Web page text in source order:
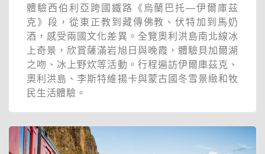
體驗西伯利亞跨國鐵路《烏蘭巴托—伊爾庫茲
克》段，從東正教到藏傳佛教、伏特加到馬奶
酒，感受兩國文化差異。全覽奧利洪島南北線冰
上奇景，欣賞薩滿岩旭日與晚霞，體驗貝加爾湖
之吻、冰上野炊等活動。行程遍訪伊爾庫茲克、
奧利洪島、李斯特維揚卡與蒙古國冬雪景緻和牧
民生活體驗。